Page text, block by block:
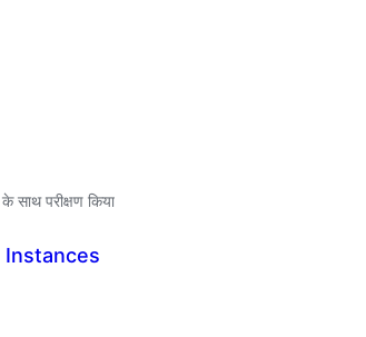
साथ परीक्षण किया
Instances